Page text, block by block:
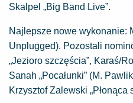
Skalpel „Big Band Live”.
Najlepsze nowe wykonanie:
Unplugged). Pozostali
„Jezioro szczęścia”, Karaś/
Sanah „Pocałunki” (M.
Krzysztof Zalewski „Płonąca